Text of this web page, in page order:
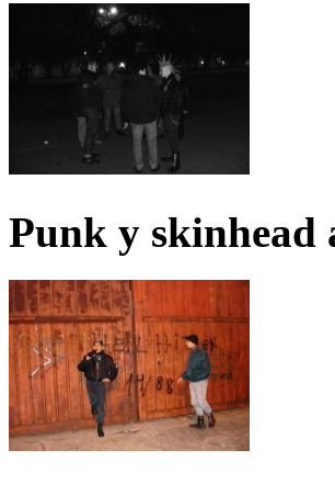
Punk y skinhead